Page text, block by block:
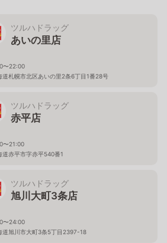
ツルハドラッグ
あいの里店
〜22:00
道札幌市北区あいの里2条6丁目1番28号
ツルハドラッグ
赤平店
〜21:00
道赤平市字赤平540番1
ツルハドラッグ
旭川大町3条店
〜24:00
道旭川市大町3条5丁目2397-18